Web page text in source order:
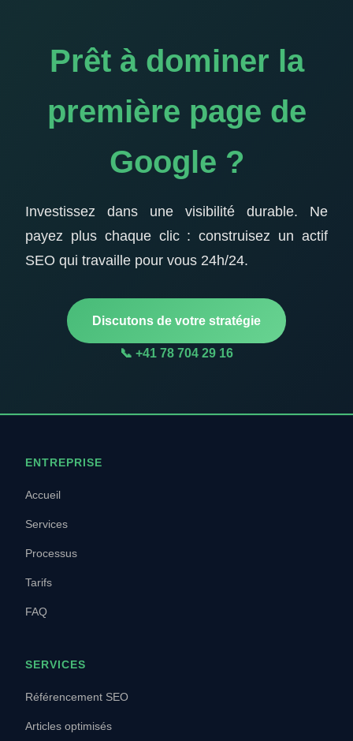
Prêt à dominer la
première page de
Google ?
Investissez dans une visibilité durable. Ne
payez plus chaque clic : construisez un actif
SEO qui travaille pour vous 24h/24.
Discutons de votre stratégie
📞 +41 78 704 29 16
ENTREPRISE
Accueil
Services
Processus
Tarifs
FAQ
SERVICES
Référencement SEO
Articles optimisés